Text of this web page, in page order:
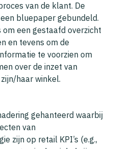
van de klant. De
bluepaper gebundeld.
een gestaafd overzicht
en tevens om de
te voorzien om
over de inzet van
haar winkel.
gehanteerd waarbij
van
zijn op retail KPI’s (e.g.,